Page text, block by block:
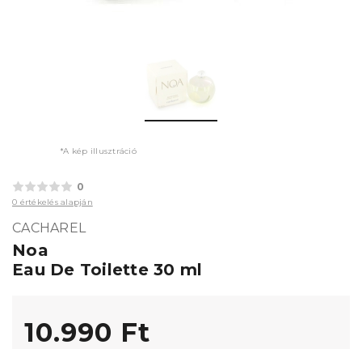
*A kép illusztráció
0
0 értékelés alapján
CACHAREL
Noa
Eau De Toilette 30 ml
10.990 Ft